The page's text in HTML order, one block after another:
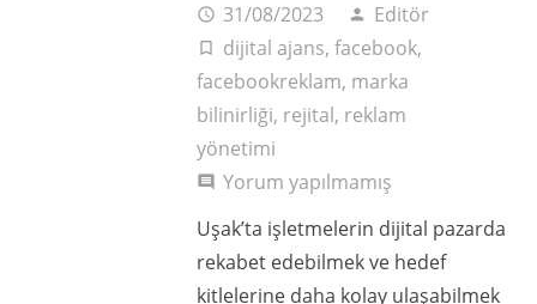
access_time 31/08/2023 person Editör
turned_in_not dijital ajans,facebook,
facebookreklam, marka
bilinirliği, rejital, reklam
yönetimi
comment
Yorum yapılmamış
Uşak’ta işletmelerin dijital pazarda
rekabet edebilmek ve hedef
kitlelerine daha kolay ulaşabilmek